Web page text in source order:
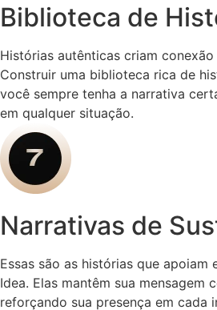
Biblioteca de
Histórias autênticas criam
Construir uma biblioteca rica de
você sempre tenha a narrativa
em qualquer situação.
Narrativas de
Essas são as histórias que apoiam
Idea. Elas mantêm sua mensagem
reforçando sua presença em cada